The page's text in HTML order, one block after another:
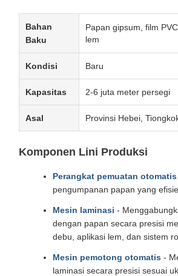
Bahan
Baku
Papan gipsum, film
lem
Kondisi Baru
Kapasitas 2-6 juta meter persegi
Asal Provinsi Hebei,
Komponen Lini Produksi
Perangkat pemuatan otomatis
pengumpanan papan yang
Mesin laminasi -
dengan papan secara presisi
debu, aplikasi lem, dan sistem
Mesin pemotong otomatis -
laminasi secara presisi sesuai